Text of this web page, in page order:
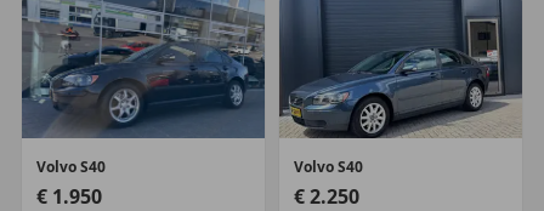
Volvo S40
€ 1.950
VolvoS40
€ 2.250